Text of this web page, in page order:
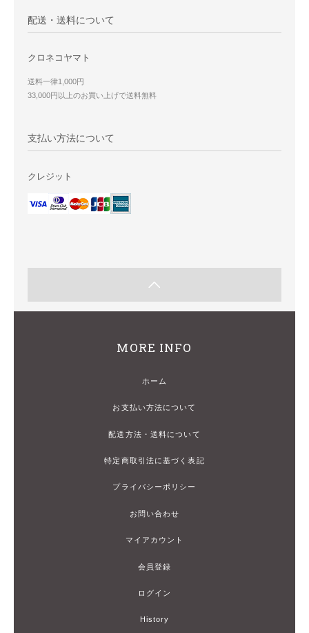
配送・送料について
クロネコヤマト
送料一律1,000円
33,000円以上のお買い上げで送料無料
支払い方法について
クレジット
MORE INFO
ホーム
お支払い方法について
配送方法・送料について
特定商取引法に基づく表記
プライバシーポリシー
お問い合わせ
マイアカウント
会員登録
ログイン
History